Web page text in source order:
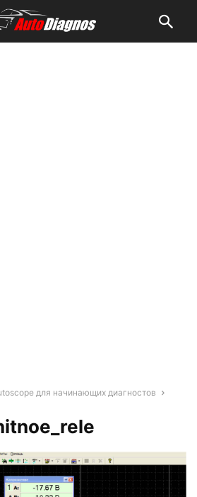
для начинающих диагностов